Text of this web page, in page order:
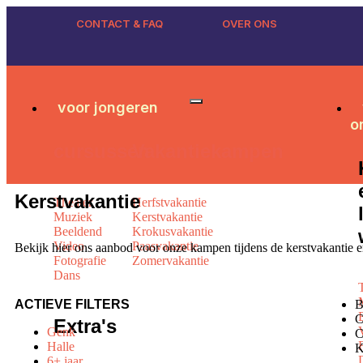
CONTACT & FAQ
OVER ONS
voor jongeren
Theater
Muziek
Beeldend
Video
Fotografie
Dans
Extra's
Herfstvakantie
Kerstvakantie
Krokusvakantie
Paasvakantie
Zomervakantie
Kerstvakantie
Bekijk hier ons aanbod voor onze kampen tijdens de kerstvakantie
ACTIEVE FILTERS
Genk
Halle